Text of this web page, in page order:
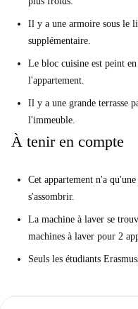
Il y a une armoire sous le
supplémentaire.
Le bloc cuisine est peint
l'appartement.
Il y a une grande terrasse
l'immeuble.
À tenir en compte
Cet appartement n'a
s'assombrir.
La machine à laver se
machines à laver pour 2
Seuls les étudiants Erasmus